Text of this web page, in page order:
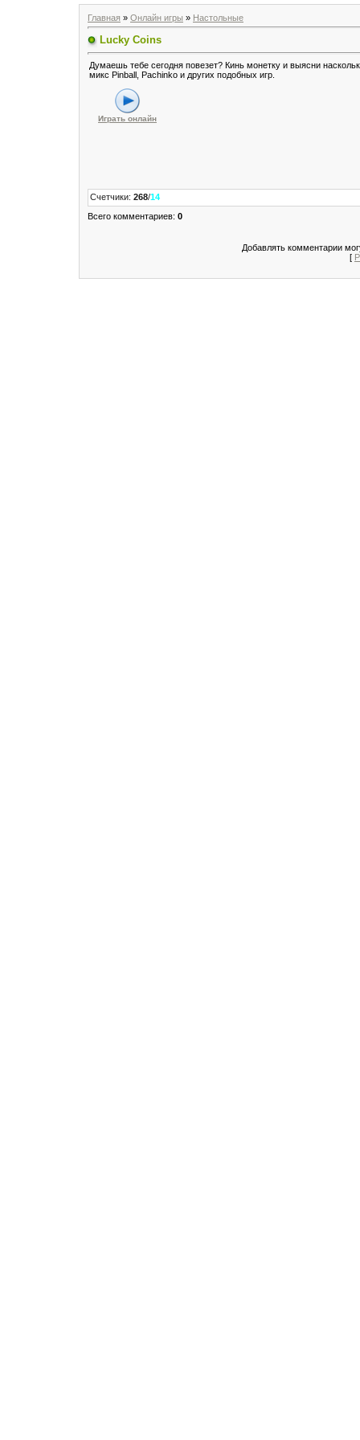
Главная » Онлайн игры » Настольные
Lucky Coins
Думаешь тебе сегодня повезет? Кинь монетку и выясни
микс Pinball, Pachinko и других подобных игр.
Играть онлайн
Счетчики: 268/14
Всего комментариев: 0
Добавлять комментарии
[